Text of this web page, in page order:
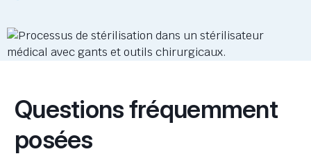
Questions fréquemment
posées